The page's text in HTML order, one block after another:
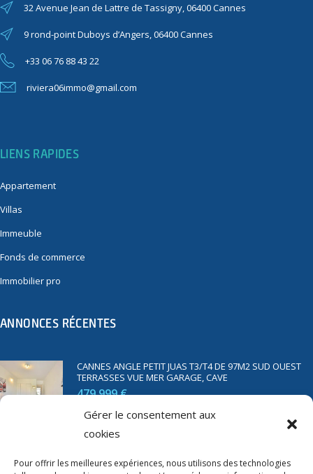
Gérer le consentement aux
cookies
Pour offrir les meilleures expériences, nous utilisons des technologies
32 Avenue Jean de Lattre de Tassigny, 06400 Cannes
9 rond-point Duboys d’Angers, 06400 Cannes
+33 06 76 88 43 22
riviera06immo@gmail.com
LIENS RAPIDES
Appartement
Villas
Immeuble
Fonds de commerce
Immobilier pro
ANNONCES RÉCENTES
CANNES ANGLE PETIT JUAS T3/T4 DE 97M2 SUD OUEST
TERRASSES VUE MER GARAGE, CAVE
479 999 €
TERRASSE PARKING